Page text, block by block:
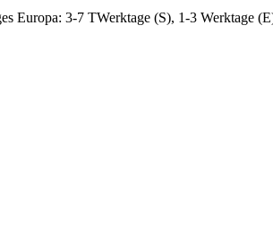
Europa: 3-7 TWerktage (S), 1-3 Werktage